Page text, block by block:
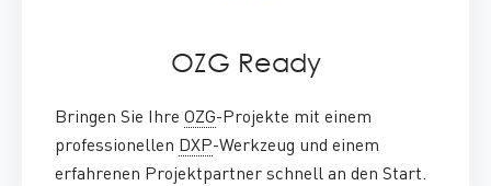
OZG Ready
:Bringen Sie Ihre OZG-Projekte mit einem
professionellen DXP-Werkzeug und einem
erfahrenen Projektpartner schnell an den Start.